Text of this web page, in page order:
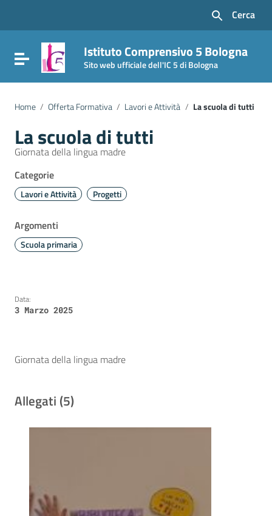
Vai al footer
Cerca
Attiva / disattiva la navigazione
Istituto Comprensivo 5 Bologna
Sito web ufficiale dell'IC 5 di Bologna
Home / Offerta Formativa / Lavori e Attività / La scuola di tutti
La scuola di tutti
Giornata della lingua madre
Categorie
Lavori e Attività Progetti
Argomenti
Scuola primaria
Data:
3 Marzo 2025
Giornata della lingua madre
Allegati (5)